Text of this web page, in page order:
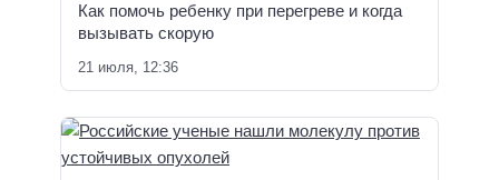
Как помочь ребенку при перегреве и когда
вызывать скорую
21 июля, 12:36